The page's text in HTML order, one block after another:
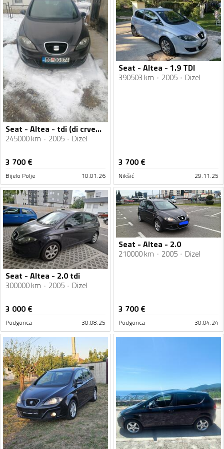
Seat - Altea - tdi (di crveno)
245000 km 2005 Dizel
3 700€
Bijelo Polje 10.01.26
Seat - Altea - 1.9 TDI
390503 km 2005 Dizel
3 700€
Nikšić 29.11.25
Seat - Altea - 2.0 tdi
300000 km 2005 Dizel
3 000€
Podgorica 30.08.25
Seat - Altea - 2.0
210000 km 2005 Dizel
3 700€
Podgorica 30.04.24